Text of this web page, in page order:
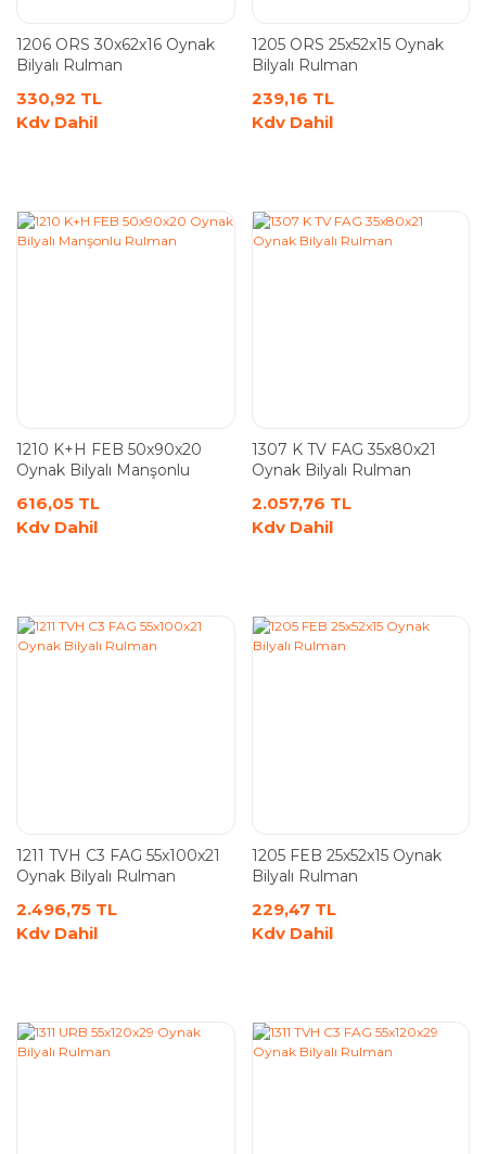
1206 ORS 30x62x16 Oynak
Bilyalı Rulman
330,92 TL
Kdv Dahil
1205 ORS 25x52x15 Oynak
Bilyalı Rulman
239,16 TL
Kdv Dahil
1210 K+H FEB 50x90x20
Oynak Bilyalı Manşonlu
616,05 TL
Kdv Dahil
1307 K TV FAG 35x80x21
Oynak Bilyalı Rulman
2.057,76 TL
Kdv Dahil
1211 TVH C3 FAG 55x100x21
Oynak Bilyalı Rulman
2.496,75 TL
Kdv Dahil
1205 FEB 25x52x15 Oynak
Bilyalı Rulman
229,47 TL
Kdv Dahil